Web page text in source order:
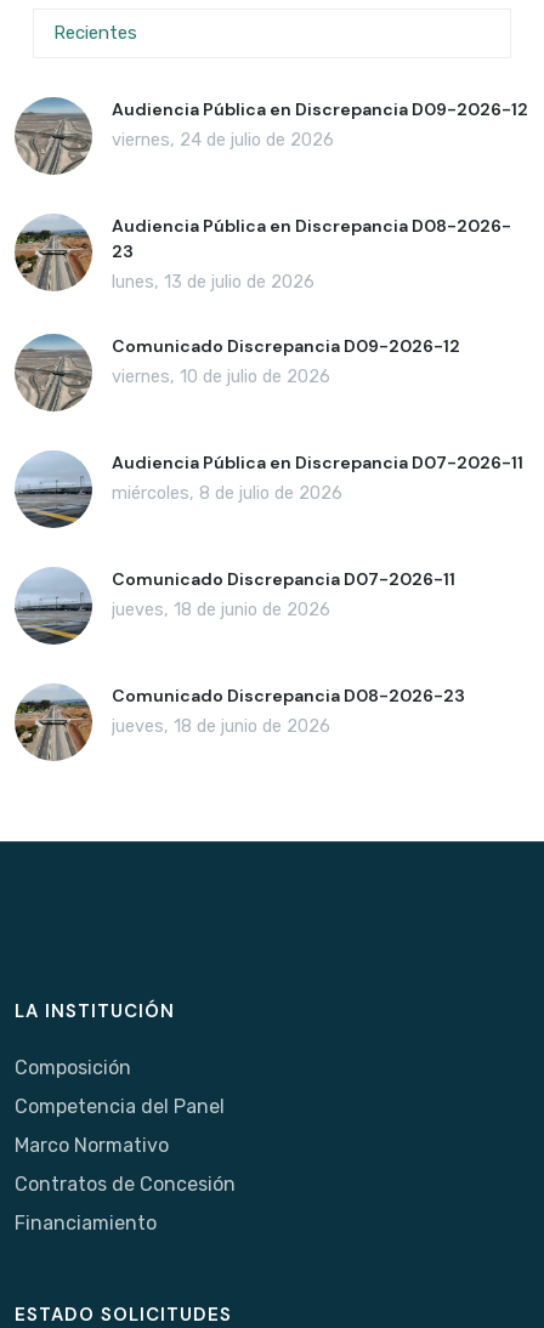
Recientes
Audiencia Pública en Discrepancia D09-2026-12
viernes, 24 de julio de 2026
Audiencia Pública en Discrepancia D08-2026-
23
lunes, 13 de julio de 2026
Comunicado Discrepancia D09-2026-12
viernes, 10 de julio de 2026
Audiencia Pública en Discrepancia D07-2026-11
miércoles, 8 de julio de 2026
Comunicado Discrepancia D07-2026-11
jueves, 18 de junio de 2026
Comunicado Discrepancia D08-2026-23
jueves, 18 de junio de 2026
LA INSTITUCIÓN
Composición
Competencia del Panel
Marco Normativo
Contratos de Concesión
Financiamiento
ESTADO SOLICITUDES